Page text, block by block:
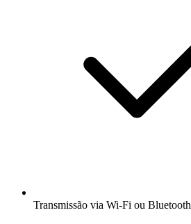
Transmissão via Wi-Fi ou Bluetooth